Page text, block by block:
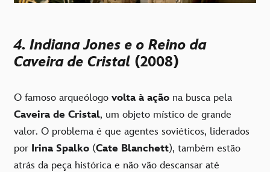
4. Indiana Jones e o Reino da
Caveira de Cristal (2008)
O famoso arqueólogo volta à ação na busca pela
Caveira de Cristal, um objeto místico de grande
valor. O problema é que agentes soviéticos, liderados
por Irina Spalko (Cate Blanchett), também estão
atrás da peça histórica e não vão descansar até